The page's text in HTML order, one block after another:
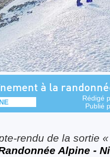
à la
Rédigé
Publié
rendu de la sortie
Alpine -